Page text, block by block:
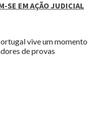
SE EM AÇÃO JUDICIAL
vive um momento
de provas